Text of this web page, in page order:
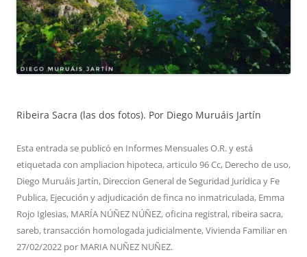
Ribeira Sacra (las dos fotos). Por Diego Muruáis Jartín
Esta entrada se publicó en Informes Mensuales O.R.y está
etiquetada con ampliacion hipoteca,articulo 96 Cc, Derecho de uso,
Diego Muruáis Jartín, Direccion General de Seguridad Jurídica y Fe
Publica, Ejecución y adjudicación de finca no inmatriculada, Emma
Rojo Iglesias, MARÍA NÚÑEZ NÚÑEZ,oficina registral, ribeira sacra,
sareb,transacción homologada judicialmente,Vivienda Familiaren
27/02/2022 por MARIA NUÑEZ NUÑEZ.